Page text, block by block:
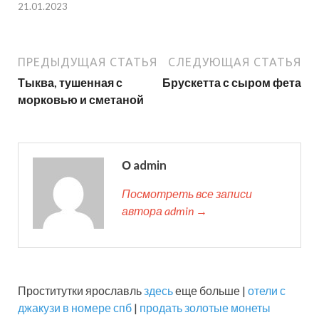
21.01.2023
ПРЕДЫДУЩАЯ СТАТЬЯ
Тыква, тушенная с
морковью и сметаной
СЛЕДУЮЩАЯ СТАТЬЯ
Брускетта с сыром фета
О admin
Посмотреть все записи
автора admin →
Проститутки ярославльздесьеще больше | отели с
джакузи в номере спб | продать золотые монеты